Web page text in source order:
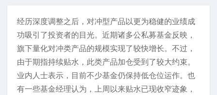
经历深度调整之后，对冲型产品以更为稳健的业绩成
功吸引了投资者的目光。近期诸多公私募基金反映，
旗下量化对冲类产品的规模实现了较快增长。不过，
由于期指持续贴水，此类产品加仓受到了较大约束。
业内人士表示，目前不少基金仍保持低仓位运作。也
有一些基金经理认为，上周以来贴水已现收窄迹象，